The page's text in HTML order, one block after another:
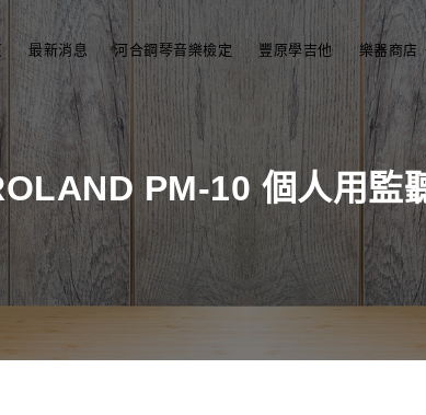
最新消息 河合鋼琴音樂檢定 豐原學吉他 樂器商店
PM-10 個人用監